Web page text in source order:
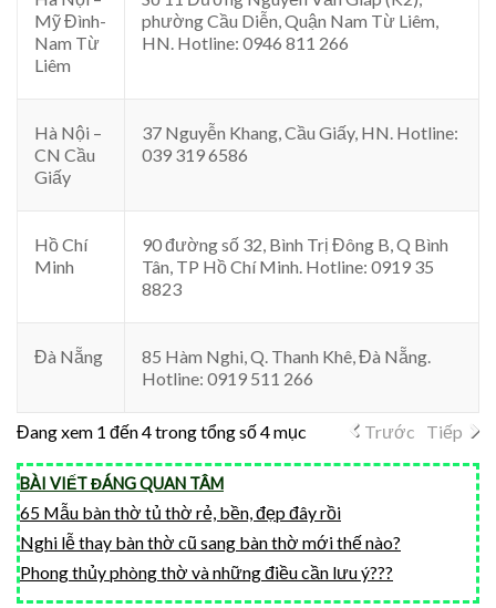
Mỹ Đình-
Nam Từ
Liêm
phường Cầu Diễn, Quận Nam Từ Liêm,
HN. Hotline: 0946 811 266
Hà Nội –
CN Cầu
Giấy
37 Nguyễn Khang, Cầu Giấy, HN. Hotline:
039 319 6586
Hồ Chí
Minh
90 đường số 32, Bình Trị Đông B, Q Bình
Tân, TP Hồ Chí Minh. Hotline: 0919 35
8823
Đà Nẵng
85 Hàm Nghi, Q. Thanh Khê, Đà Nẵng.
Hotline: 0919 511 266
Đang xem 1 đến 4 trong tổng số 4 mục Trước Tiếp
BÀI VIẾT ĐÁNG QUAN TÂM
65 Mẫu bàn thờ tủ thờ rẻ, bền, đẹp đây rồi
Nghi lễ thay bàn thờ cũ sang bàn thờ mới thế nào?
Phong thủy phòng thờ và những điều cần lưu ý???